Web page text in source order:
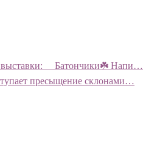
выставки: ⠀ Батончики☘️ Напи…
пресыщение склонами…